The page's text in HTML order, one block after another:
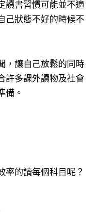
讀書習慣可能並不適
己狀態不好的時候不
，讓自己放鬆的同時
許多課外讀物及社會
備。
率的讀每個科目呢？